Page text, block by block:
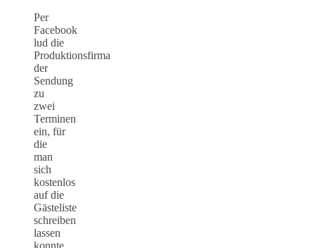
Per
Facebook
lud die
Produktionsfirma
der
Sendung
zu
zwei
Terminen
ein, für
die
man
sich
kostenlos
auf die
Gästeliste
schreiben
lassen
konnte.